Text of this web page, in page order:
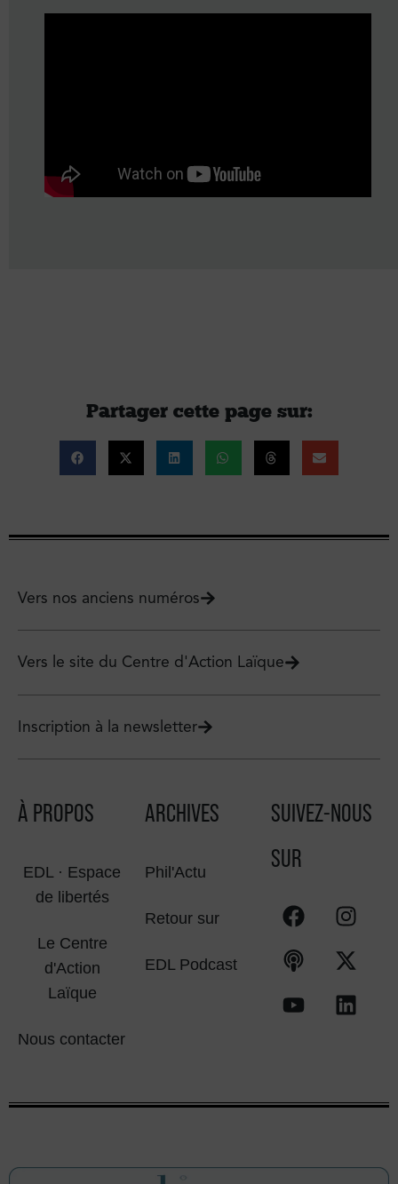
Partager cette page sur :
Vers nos anciens numéros
Vers le site du Centre d'Action Laïque
Inscription à la newsletter
À PROPOS
EDL · Espace
de libertés
Le Centre
d'Action
Laïque
Nous contacter
ARCHIVES
Phil'Actu
Retour sur
EDL Podcast
SUIVEZ-NOUS
SUR